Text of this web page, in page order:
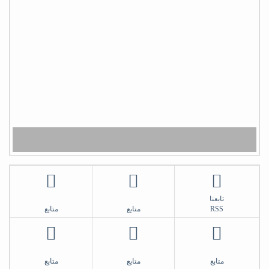
تابعنا
RSS
متابع متابع
متابع متابع متابع